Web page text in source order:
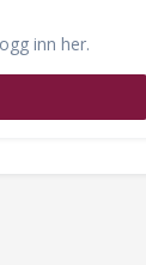
inn her.